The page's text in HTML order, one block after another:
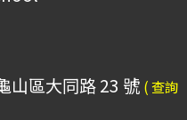
山區大同路 23 號 ( 查詢